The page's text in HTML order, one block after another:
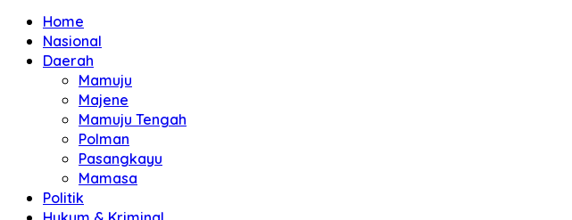
Home
Nasional
Daerah
Mamuju
Majene
Mamuju Tengah
Polman
Pasangkayu
Mamasa
Politik